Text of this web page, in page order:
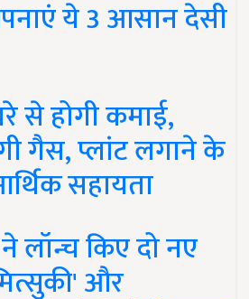
ये 3 आसान देसी
से होगी कमाई,
गैस, प्लांट लगाने के
सहायता
लॉन्च किए दो नए
और